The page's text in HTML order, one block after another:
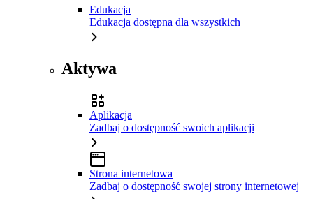
Edukacja
Edukacja dostępna dla wszystkich
Aktywa
Aplikacja
Zadbaj o dostępność swoich aplikacji
Strona internetowa
Zadbaj o dostępność swojej strony internetowej